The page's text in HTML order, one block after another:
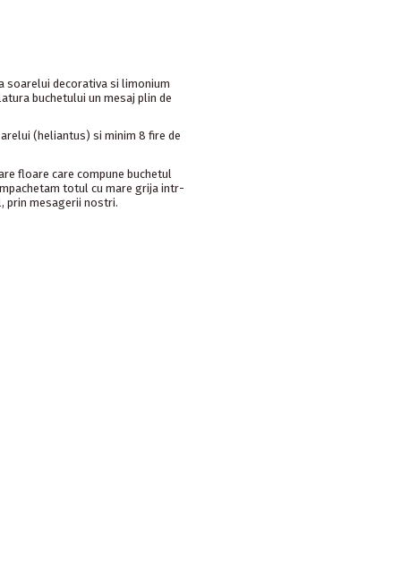
soarelui decorativa si limonium
buchetului un mesaj plin de
(heliantus) si minim 8 fire de
floare care compune buchetul
totul cu mare grija intr-
prin mesagerii nostri.